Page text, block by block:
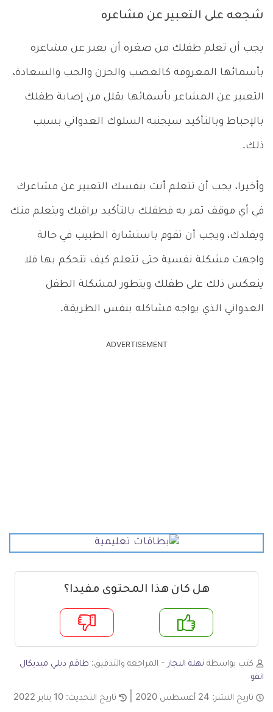
شجعه على التعبير عن مشاعره
يجب أن تعلم طفلك من صغره أن يعبر عن مشاعره
بأسمائها المعروفة كالغضب والحزن والحب والسعادة،
التعبير عن المشاعر بأسمائها يقلل من إصابة طفلك
بالإحباط وبالتأكيد سيجنبه السلوك العدواني بسبب
ذلك.
وأخيرا، يجب أن تتعلم أنت بنفسك التعبير عن مشاعرك
في أي موقف تمر به فطفلك بالتأكيد يراقبك ويتعلم منك
ويقلدك، ويجب أن تقوم باستشارة الطبيب في حالة
واجهت مشكلة نفسية حتى تتعلم كيف تتحكم بها فلا
ينعكس ذلك على طفلك ويتطور لمشكلة الطفل
العدواني الذي يواجه مشاكله بنفس الطريقة.
ADVERTISEMENT
هل كان هذا المحتوى مفيدا؟
لا
كتب بواسطة نهلة النجار- المراجعة والتدقيق: طاقم ديلي ميديكال
انفو
تاريخ النشر: 24 أغسطس 2020 تاريخ التحديث: 10 يناير 2022